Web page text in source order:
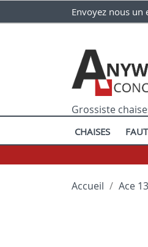
Envoyez nous un
Grossiste
CHAISES
Accueil Ace